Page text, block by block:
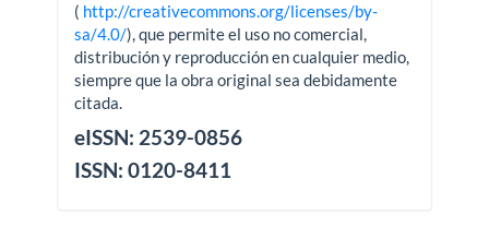
( http://creativecommons.org/licenses/by-
sa/4.0/), que permite el uso no comercial,
distribución y reproducción en cualquier medio,
siempre que la obra original sea debidamente
citada.
eISSN: 2539-0856
ISSN: 0120-8411